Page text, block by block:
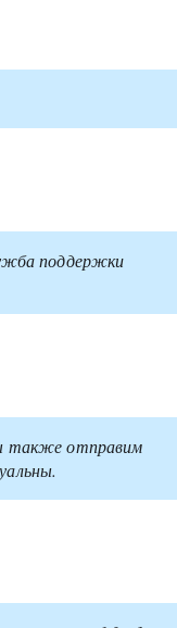
поддержки
также отправим